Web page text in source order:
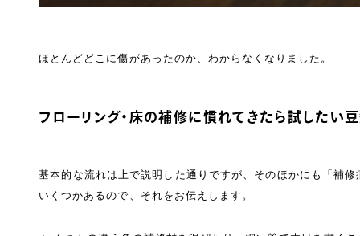
ほとんどどこに傷があったのか、わからなくなりました。
フローリング・床の補修に慣れてきたら試したい
基本的な流れは上で説明した通りですが、そのほかにも「補
いくつかあるので、それをお伝えします。